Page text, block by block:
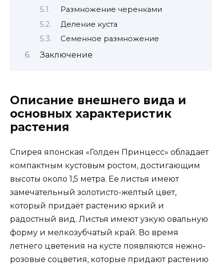
Размножение черенками
Деление куста
Семенное размножение
Заключение
Описание внешнего вида и
основных характеристик
растения
Спирея японская «Голден Принцесс» обладает
компактным кустовым ростом, достигающим
высоты около 1,5 метра. Ее листья имеют
замечательный золотисто-желтый цвет,
который придаёт растению яркий и
радостный вид. Листья имеют узкую овальную
форму и мелкозубчатый край. Во время
летнего цветения на кусте появляются нежно-
розовые соцветия, которые придают растению